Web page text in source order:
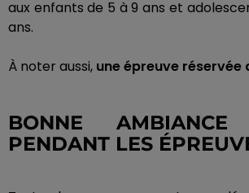
aux enfants de 5 à 9 ans et
ans.
À noter aussi, une épreuve réservée
BONNE AMBIANCE
PENDANT LES